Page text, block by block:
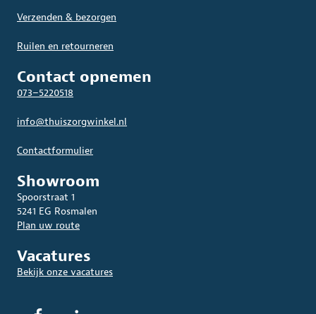
Verzenden & bezorgen
Ruilen en retourneren
Contact opnemen
073–5220518
info@thuiszorgwinkel.nl
Contactformulier
Showroom
Spoorstraat 1
5241 EG Rosmalen
Plan uw route
Vacatures
Bekijk onze vacatures